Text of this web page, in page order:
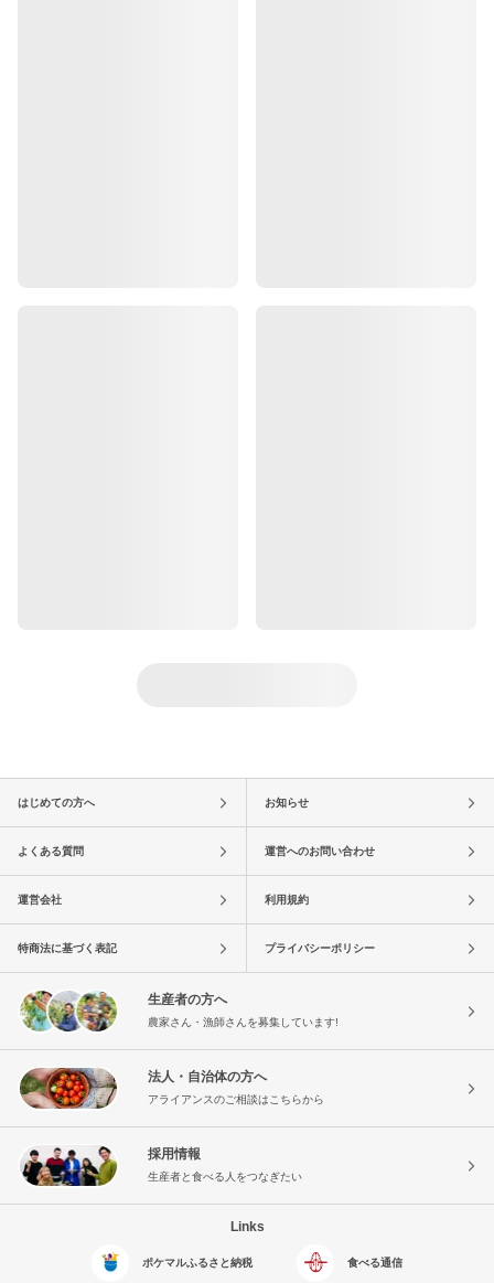
はじめての方へ お知らせ
よくある質問 運営へのお問い合わせ
運営会社 利用規約
特商法に基づく表記 プライバシーポリシー
生産者の方へ
農家さん・漁師さんを募集しています!
法人・自治体の方へ
アライアンスのご相談はこちらから
採用情報
生産者と食べる人をつなぎたい
Links
ポケマルふるさと納税 食べる通信